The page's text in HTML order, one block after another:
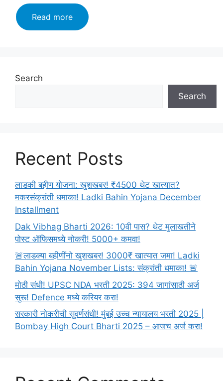
Read moreMPSC
Exam
Search
Search
Recent Posts
लाडकी बहीण योजना: खुशखबर! ₹4500 थेट खात्यात?
मकरसंक्रांती धमाका! Ladki Bahin Yojana December
Installment
Dak Vibhag Bharti 2026: 10वी पास? थेट मुलाखतीने
पोस्ट ऑफिसमध्ये नोकरी! 5000+ कमवा!
🚨लाडक्या बहीणींनो खुशखबर! 3000₹ खात्यात जमा! Ladki
Bahin Yojana November Lists: संक्रांती धमाका! 🚨
मोठी संधी! UPSC NDA भरती 2025: 394 जागांसाठी अर्ज
सुरू! Defence मध्ये करियर करा!
सरकारी नोकरीची सुवर्णसंधी! मुंबई उच्च न्यायालय भरती 2025 |
Bombay High Court Bharti 2025 – आजच अर्ज करा!